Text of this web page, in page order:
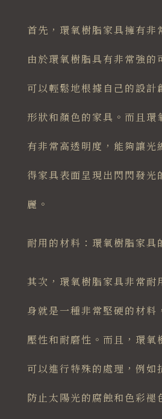
首先，環氧樹脂家具擁有非
由於環氧樹脂具有非常強的
可以輕鬆地根據自己的設計
形狀和顏色的家具。而且環
有非常高透明度，能夠讓光
得家具表面呈現出閃閃發光
麗。
耐用的材料：環氧樹脂家具
其次，環氧樹脂家具非常耐
身就是一種非常堅硬的材料
壓性和耐磨性。而且，環氧
可以進行特殊的處理，例如
防止太陽光的腐蝕和色彩褪